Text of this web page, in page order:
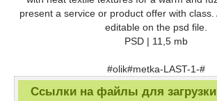
present a service or product offer with
editable on the psd file.
PSD | 11,5 mb
#olik#metka-LAST-1-#
Ссылки на файлы для загрузки